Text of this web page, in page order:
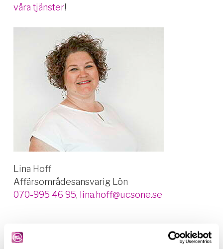
våra tjänster!
Lina Hoff
Affärsområdesansvarig Lön
070-995 46 95, lina.hoff@ucsone.se